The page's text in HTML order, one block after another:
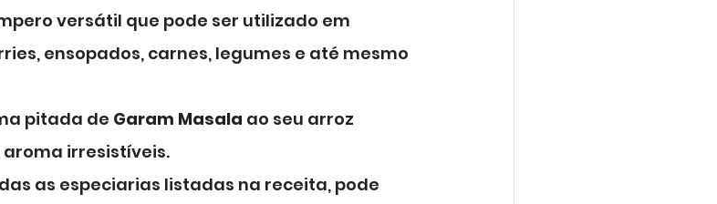
versátil que pode ser utilizado em
ensopados, carnes, legumes e até mesmo
pitada de Garam Masala ao seu arroz
irresistíveis.
as especiarias listadas na receita, pode